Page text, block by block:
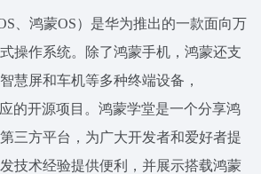
、鸿蒙OS）是华为推出的一款面向万
操作系统。除了鸿蒙手机，鸿蒙还支
慧屏和车机等多种终端设备，
的开源项目。鸿蒙学堂是一个分享鸿
三方平台，为广大开发者和爱好者提
技术经验提供便利，并展示搭载鸿蒙